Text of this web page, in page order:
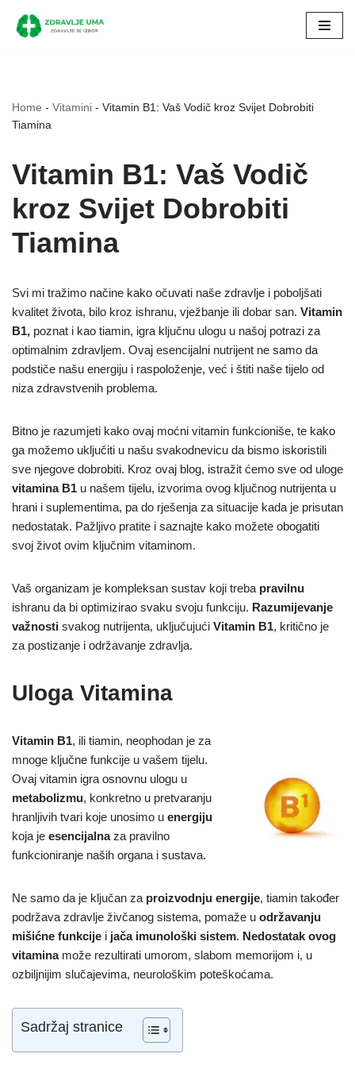
Skip
Home - Vitamini - Vitamin B1: Vaš Vodič kroz Svijet Dobrobiti
Tiamina
Vitamin B1: Vaš Vodič
kroz Svijet Dobrobiti
Tiamina
Svi mi tražimo načine kako očuvati naše zdravlje i poboljšati
kvalitet života, bilo kroz ishranu, vježbanje ili dobar san. Vitamin
B1, poznat i kao tiamin, igra ključnu ulogu u našoj potrazi za
optimalnim zdravljem. Ovaj esencijalni nutrijent ne samo da
podstiče našu energiju i raspoloženje, već i štiti naše tijelo od
niza zdravstvenih problema.
Bitno je razumjeti kako ovaj moćni vitamin funkcioniše, te kako
ga možemo uključiti u našu svakodnevicu da bismo iskoristili
sve njegove dobrobiti. Kroz ovaj blog, istražit ćemo sve od uloge
vitamina B1 u našem tijelu, izvorima ovog ključnog nutrijenta u
hrani i suplementima, pa do rješenja za situacije kada je prisutan
nedostatak. Pažljivo pratite i saznajte kako možete obogatiti
svoj život ovim ključnim vitaminom.
Vaš organizam je kompleksan sustav koji treba pravilnu
ishranu da bi optimizirao svaku svoju funkciju. Razumijevanje
važnosti svakog nutrijenta, uključujući Vitamin B1, kritično je
za postizanje i održavanje zdravlja.
Uloga Vitamina
Vitamin B1, ili tiamin, neophodan je za
mnoge ključne funkcije u vašem tijelu.
Ovaj vitamin igra osnovnu ulogu u
metabolizmu, konkretno u pretvaranju
hranljivih tvari koje unosimo u energiju
koja je esencijalnaza pravilno
funkcioniranje naših organa i sustava.
Ne samo da je ključan za proizvodnju energije, tiamin također
podržava zdravlje živčanog sistema, pomaže u održavanju
mišićne funkcije i jača imunološki sistem. Nedostatak ovog
vitaminamože rezultirati umorom, slabom memorijom i, u
ozbiljnijim slučajevima, neurološkim poteškoćama.
Sadržaj stranice